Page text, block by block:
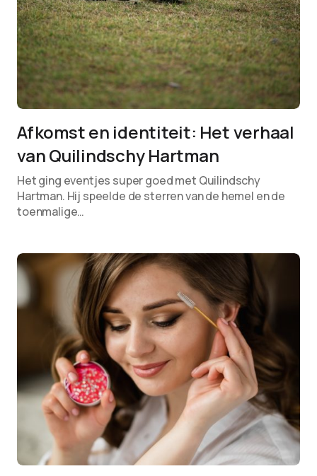
Afkomst en identiteit: Het verhaal
van Quilindschy Hartman
Het ging eventjes super goed met Quilindschy
Hartman. Hij speelde de sterren van de hemel en de
toenmalige…